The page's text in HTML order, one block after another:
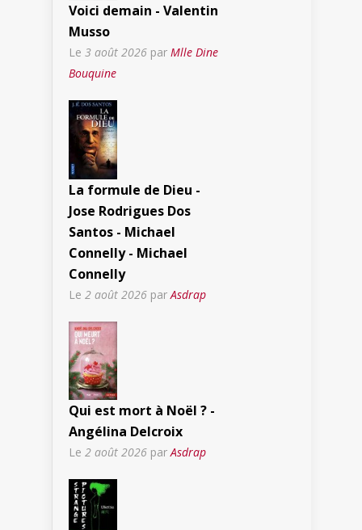
Voici demain - Valentin
Musso
Le 3 août 2026 par Mlle Dine
Bouquine
La formule de Dieu -
Jose Rodrigues Dos
Santos - Michael
Connelly - Michael
Connelly
Le 2 août 2026 parAsdrap
Qui est mort à Noël ? -
Angélina Delcroix
Le 2 août 2026 par Asdrap